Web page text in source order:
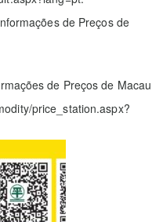
de Preços de
de Preços de Macau
price_station.aspx?